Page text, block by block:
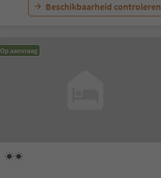
Beschikbaarheid controleren
Op aanvraag